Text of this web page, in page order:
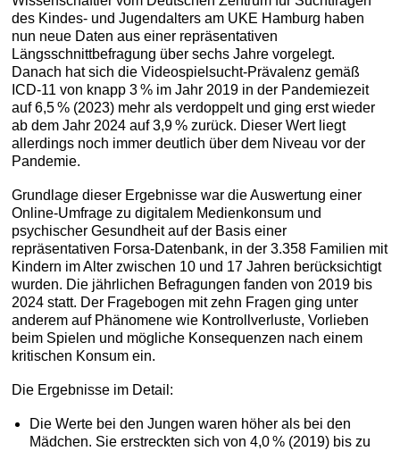
des Kindes- und Jugendalters am UKE Hamburg haben
nun neue Daten aus einer repräsentativen
Längsschnittbefragung über sechs Jahre vorgelegt.
Danach hat sich die Videospielsucht-Prävalenz gemäß
ICD-11 von knapp 3 % im Jahr 2019 in der Pandemiezeit
auf 6,5 % (2023) mehr als verdoppelt und ging erst wieder
ab dem Jahr 2024 auf 3,9 % zurück. Dieser Wert liegt
allerdings noch immer deutlich über dem Niveau vor der
Pandemie.
Grundlage dieser Ergebnisse war die Auswertung einer
Online-Umfrage zu digitalem Medienkonsum und
psychischer Gesundheit auf der Basis einer
repräsentativen Forsa-Datenbank, in der 3.358 Familien mit
Kindern im Alter zwischen 10 und 17 Jahren berücksichtigt
wurden. Die jährlichen Befragungen fanden von 2019 bis
2024 statt. Der Fragebogen mit zehn Fragen ging unter
anderem auf Phänomene wie Kontrollverluste, Vorlieben
beim Spielen und mögliche Konsequenzen nach einem
kritischen Konsum ein.
Die Ergebnisse im Detail:
Die Werte bei den Jungen waren höher als bei den
Mädchen. Sie erstreckten sich von 4,0 % (2019) bis zu